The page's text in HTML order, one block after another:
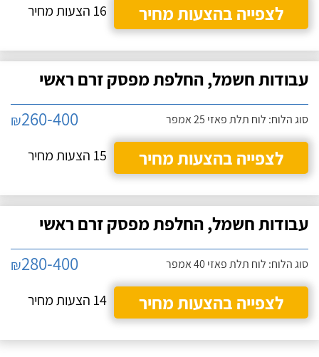
לצפייה בהצעות מחיר
16 הצעות מחיר
עבודות חשמל, החלפת מפסק זרם ראשי
סוג הלוח: לוח תלת פאזי 25 אמפר ₪260-400
לצפייה בהצעות מחיר
15 הצעות מחיר
עבודות חשמל, החלפת מפסק זרם ראשי
סוג הלוח: לוח תלת פאזי 40 אמפר ₪280-400
לצפייה בהצעות מחיר
14 הצעות מחיר